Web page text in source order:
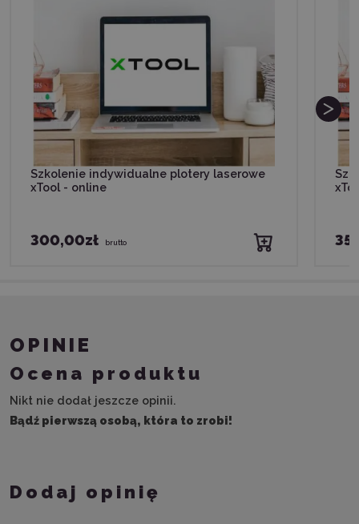
Szkolenie indywidualne plotery laserowe
xTool - online
300,00zł brutto
OPINIE
Ocena produktu
Nikt nie dodał jeszcze opinii.
Bądź pierwszą osobą, która to zrobi!
Dodaj opinię